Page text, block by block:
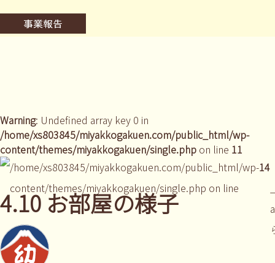
Warning: Undefined array key 0 in
/home/xs803845/miyakkogakuen.com/public_html/wp-
content/themes/miyakkogakuen/single.php on line 11
/home/xs803845/miyakkogakuen.com/public_html/wp-
content/themes/miyakkogakuen/single.php on line
14
4.10 お部屋の様子